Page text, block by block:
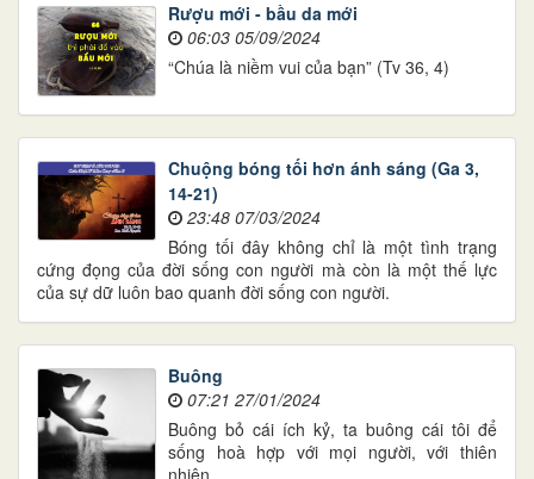
Rượu mới - bầu da mới
06:03 05/09/2024
“Chúa là niềm vui của bạn” (Tv 36, 4)
Chuộng bóng tối hơn ánh sáng (Ga 3,
14-21)
23:48 07/03/2024
Bóng tối đây không chỉ là một tình trạng
cứng đọng của đời sống con người mà còn là một thế lực
của sự dữ luôn bao quanh đời sống con người.
Buông
07:21 27/01/2024
Buông bỏ cái ích kỷ, ta buông cái tôi để
sống hoà hợp với mọi người, với thiên
nhiên.